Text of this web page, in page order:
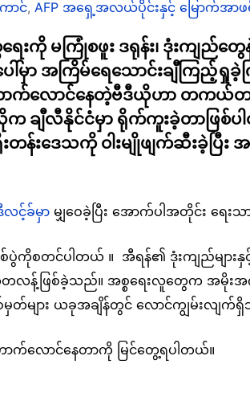
ာင်, AFP အရှေ့အလယ်ပိုင်းနှင့် မြောက်အာ
ေးကို မကြုံစဖူး ဒရုန်း၊ ဒုံးကျည်
ါ်မှာ အကြိမ်ရေသောင်းချီကြည့်
ာက်လောင်နေတဲ့ဗီဒီယိုဟာ တကယ်တမ်
လီနိုင်ငံမှာ ရိုက်ကူးခဲ့တာဖြစ်ပ
တန်းဒေသကို ဝါးမျိုဖျက်ဆီးခဲ့ပြီး
လင့်ခ်မှာ မျှဝေခဲ့ပြီး အောက်ပါအတိုင်း ရေးသ
စ်ပွဲကိုစတင်ပါတယ် ။ အီရန်၏ ဒုံးကျည်များနှ
တလန့်ဖြစ်ခဲ့သည်။ အစ္စရေးလူတွေက အမို
များ ယခုအချိန်တွင် လောင်ကျွမ်းလျက်ရှိ
ာက်လောင်နေတာကို မြင်တွေ့ရပါတယ်။